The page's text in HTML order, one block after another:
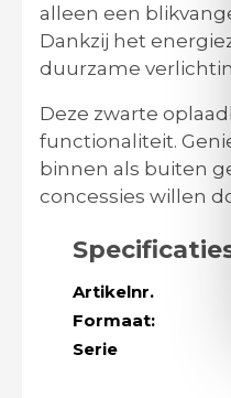
alleen een
Dankzij het
duurzame
Deze zwarte
functionaliteit.
binnen als buiten
concessies willen
Artikelnr.
Formaat:
Serie